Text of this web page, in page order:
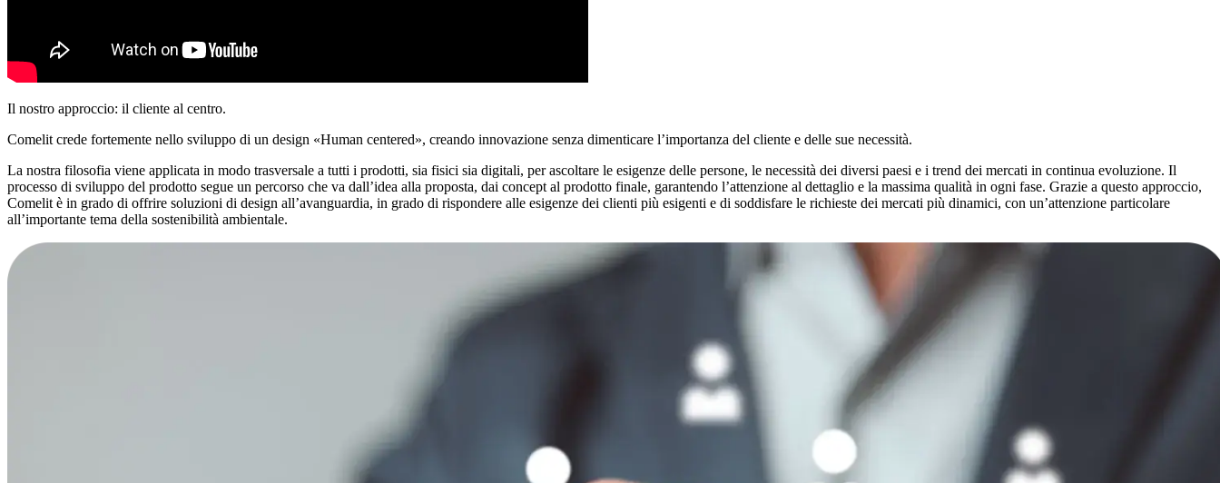
Il nostro approccio: il cliente al centro.
Comelit crede fortemente nello sviluppo di un design «Human centered», creando innovazione senza dimenticare l’importanza del cliente e delle sue necessità.
La nostra filosofia viene applicata in modo trasversale a tutti i prodotti, sia fisici sia digitali, per ascoltare le esigenze delle persone, le necessità dei diversi paesi e i trend dei mercati in continua evoluzione. Il
processo di sviluppo del prodotto segue un percorso che va dall’idea alla proposta, dai concept al prodotto finale, garantendo l’attenzione al dettaglio e la massima qualità in ogni fase. Grazie a questo approccio,
Comelit è in grado di offrire soluzioni di design all’avanguardia, in grado di rispondere alle esigenze dei clienti più esigenti e di soddisfare le richieste dei mercati più dinamici, con un’attenzione particolare
all’importante tema della sostenibilità ambientale.